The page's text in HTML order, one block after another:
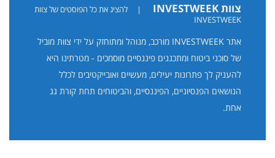
צוות INVESTWEEK |
להציג את כל הפוסטים של צוות
INVESTWEEK
אתר INVESTWEEK מורכב, מנוהל ומתוחזק על ידי צוות מוביל
של סוכני ביטוח ומתכננים פיננסיים מוסמכים - מטרתינו היא
להעניק לך פתרונות יעילים, מעשיים ואובייקטיבים לכלל
הנושאים הפנסיוניים, הפיננסיים, והביטוחים תחת קורת גג
אחת.